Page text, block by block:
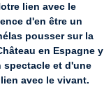
lien avec le
d'en être un
pousser sur la
en Espagne y
spectacle et d'une
avec le vivant.